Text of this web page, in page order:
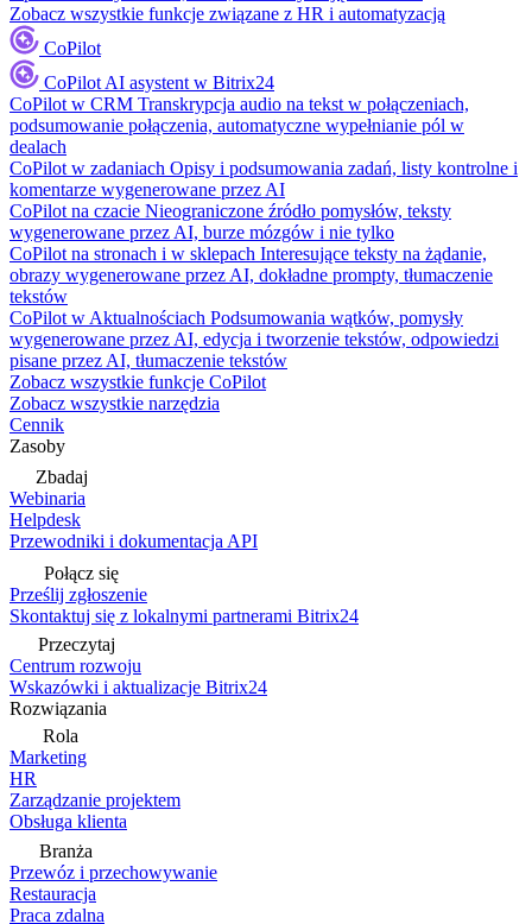
Zobacz wszystkie funkcje związane z HR i automatyzacją
CoPilot
CoPilot AI asystent w Bitrix24
CoPilot w CRM Transkrypcja audio na tekst w połączeniach,
podsumowanie połączenia, automatyczne wypełnianie pól w
dealach
CoPilot w zadaniach Opisy i podsumowania zadań, listy kontrolne i
komentarze wygenerowane przez AI
CoPilot na czacie Nieograniczone źródło pomysłów, teksty
wygenerowane przez AI, burze mózgów i nie tylko
CoPilot na stronach i w sklepach Interesujące teksty na żądanie,
obrazy wygenerowane przez AI, dokładne prompty, tłumaczenie
tekstów
CoPilot w Aktualnościach Podsumowania wątków, pomysły
wygenerowane przez AI, edycja i tworzenie tekstów, odpowiedzi
pisane przez AI, tłumaczenie tekstów
Zobacz wszystkie funkcje CoPilot
Zobacz wszystkie narzędzia
Cennik
Zasoby
Zbadaj
Webinaria
Helpdesk
Przewodniki i dokumentacja API
Połącz się
Prześlij zgłoszenie
Skontaktuj się z lokalnymi partnerami Bitrix24
Przeczytaj
Centrum rozwoju
Wskazówki i aktualizacje Bitrix24
Rozwiązania
Rola
Marketing
HR
Zarządzanie projektem
Obsługa klienta
Branża
Przewóz i przechowywanie
Restauracja
Praca zdalna